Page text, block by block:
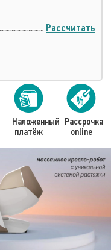
Рассчитать
Наложенный
платёж
Рассрочка
online